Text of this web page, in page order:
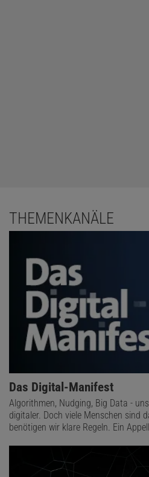
THEMENKANÄLE
Das Digital-Manifest
Algorithmen, Nudging, Big Data -
digitaler. Doch viele Menschen sind
benötigen wir klare Regeln. Ein Appell.